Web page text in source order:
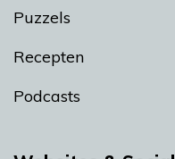
Puzzels
Recepten
Podcasts